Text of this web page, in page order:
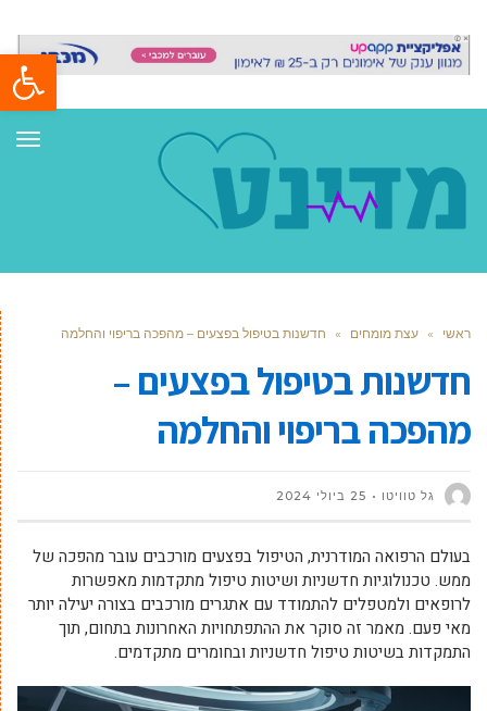
פתח
ראשי » עצת מומחים » חדשנות בטיפול בפצעים – מהפכה בריפוי והחלמה
חדשנות בטיפול בפצעים –
מהפכה בריפוי והחלמה
גל טוויטו 25 ביולי 2024
בעולם הרפואה המודרנית, הטיפול בפצעים מורכבים עובר מהפכה של
ממש. טכנולוגיות חדשניות ושיטות טיפול מתקדמות מאפשרות
לרופאים ולמטפלים להתמודד עם אתגרים מורכבים בצורה יעילה יותר
מאי פעם. מאמר זה סוקר את ההתפתחויות האחרונות בתחום, תוך
התמקדות בשיטות טיפול חדשניות ובחומרים מתקדמים.